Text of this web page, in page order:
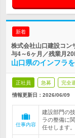
新着
株式会社山口建設コン
与4～6ヶ月／残業月
山口県のインフラ
正社員 急募 完全
情報更新日：2026/06/09
仕事内容
建設部門の
ラの整備に
任せします。